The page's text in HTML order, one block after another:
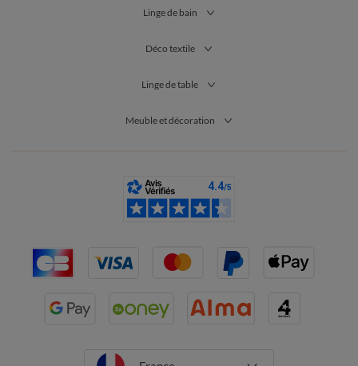
Linge de bain
Déco textile
Linge de table
Meuble et décoration